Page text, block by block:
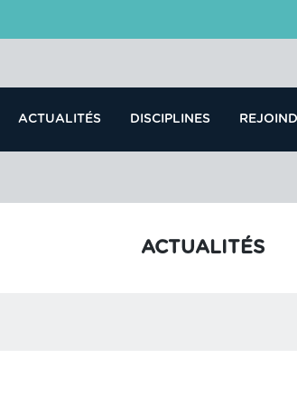
ACTUALITÉS DISCIPLINES
ACTUALITÉS